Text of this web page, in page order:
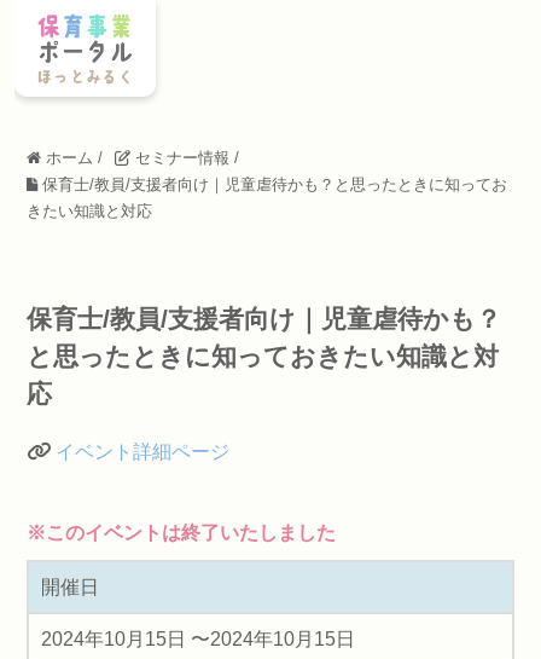
ホーム / セミナー情報 /
保育士/教員/支援者向け｜児童虐待かも？と思ったときに知ってお
きたい知識と対応
保育士/教員/支援者向け｜児童虐待かも？
と思ったときに知っておきたい知識と対
応
イベント詳細ページ
※このイベントは終了いたしました
開催日
2024年10月15日 〜2024年10月15日